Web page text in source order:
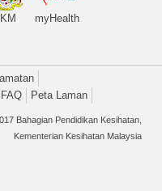
myHealth
FAQ Peta Laman
Bahagian Pendidikan Kesihatan,
Kementerian Kesihatan Malaysia